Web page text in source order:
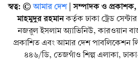
স্বত্ব: ©️ আমার দেশ| সম্পাদক ও প্রকাশক,
মাহমুদুর রহমানকর্তৃক ঢাকা ট্রেড
নজরুল ইসলাম অ্যাভিনিউ, কারওয়ান
প্রকাশিত এবং আমার দেশ পাবলিকেশন
৪৪৬/ডি, তেজগাঁও শিল্প এলাকা,